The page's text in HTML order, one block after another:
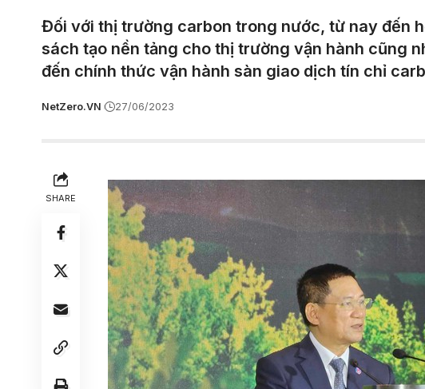
Đối với thị trường carbon trong nước, từ nay đến
sách tạo nền tảng cho thị trường vận hành cũng
đến chính thức vận hành sàn giao dịch tín chỉ
NetZero.VN 27/06/2023
SHARE